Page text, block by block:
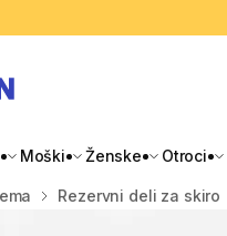
Moški Ženske Otroci
Rezervni deli za skiro